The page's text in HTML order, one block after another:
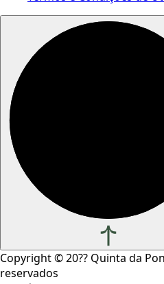
Copyright ©20?? Quinta da
reservados